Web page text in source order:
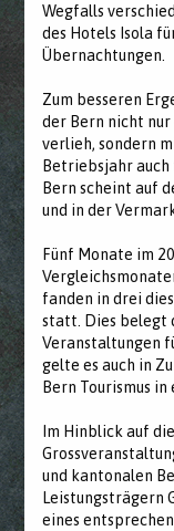
Wegfalls
des Hotels Isola
Übernachtungen.
Zum besseren
der Bern nicht
verlieh, sondern
Betriebsjahr
Bern scheint auf
und in der
Fünf Monate im
fanden in drei
statt. Dies belegt
Veranstaltungen
gelte es auch in
Bern Tourismus
Im Hinblick auf
und kantonalen
Leistungsträgern
eines